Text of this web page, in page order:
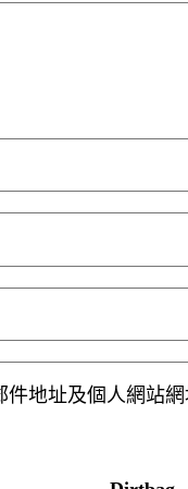
地址及個人網站